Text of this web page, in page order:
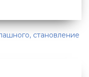
становление